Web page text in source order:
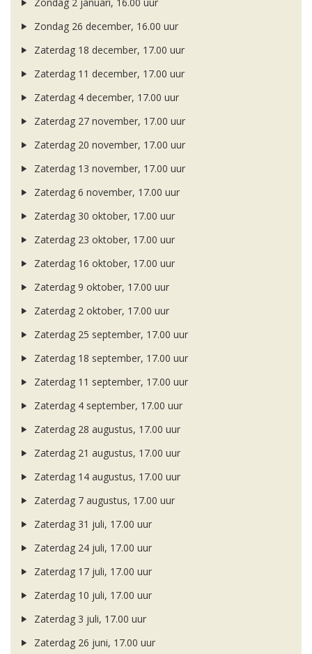
Zondag 2 januari, 16.00 uur
Zondag 26 december, 16.00 uur
Zaterdag 18 december, 17.00 uur
Zaterdag 11 december, 17.00 uur
Zaterdag 4 december, 17.00 uur
Zaterdag 27 november, 17.00 uur
Zaterdag 20 november, 17.00 uur
Zaterdag 13 november, 17.00 uur
Zaterdag 6 november, 17.00 uur
Zaterdag 30 oktober, 17.00 uur
Zaterdag 23 oktober, 17.00 uur
Zaterdag 16 oktober, 17.00 uur
Zaterdag 9 oktober, 17.00 uur
Zaterdag 2 oktober, 17.00 uur
Zaterdag 25 september, 17.00 uur
Zaterdag 18 september, 17.00 uur
Zaterdag 11 september, 17.00 uur
Zaterdag 4 september, 17.00 uur
Zaterdag 28 augustus, 17.00 uur
Zaterdag 21 augustus, 17.00 uur
Zaterdag 14 augustus, 17.00 uur
Zaterdag 7 augustus, 17.00 uur
Zaterdag 31 juli, 17.00 uur
Zaterdag 24 juli, 17.00 uur
Zaterdag 17 juli, 17.00 uur
Zaterdag 10 juli, 17.00 uur
Zaterdag 3 juli, 17.00 uur
Zaterdag 26 juni, 17.00 uur